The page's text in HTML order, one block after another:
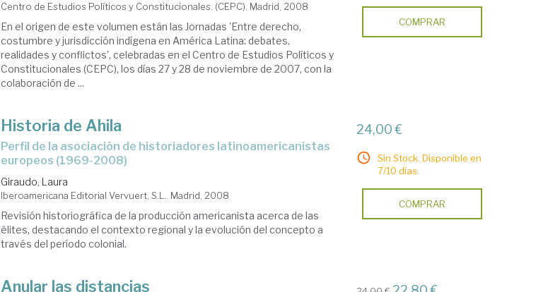
Centro de Estudios Políticos y Constitucionales. (CEPC). Madrid, 2008
En el origen de este volumen están las Jornadas 'Entre derecho,
costumbre y jurisdicción indígena en América Latina: debates,
realidades y conflictos', celebradas en el Centro de Estudios Políticos y
Constitucionales (CEPC), los días 27 y 28 de noviembre de 2007, con la
colaboración de ...
COMPRAR
Historia de Ahila
perfil de la asociación de historiadores latinoamericanistas
europeos (1969-2008)
Giraudo, Laura
Iberoamericana Editorial Vervuert, S.L.. Madrid, 2008
Revisión historiográfica de la producción americanista acerca de las
élites, destacando el contexto regional y la evolución del concepto a
través del período colonial.
24,00 €
Sin Stock. Disponible en
7/10 días.
COMPRAR
Anular las distancias